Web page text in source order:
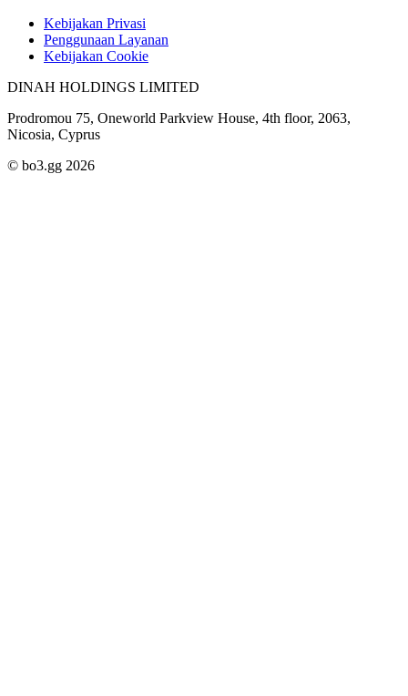
Kebijakan Privasi
Penggunaan Layanan
Kebijakan Cookie
DINAH HOLDINGS LIMITED
Prodromou 75, Oneworld Parkview House, 4th floor, 2063,
Nicosia, Cyprus
© bo3.gg 2026